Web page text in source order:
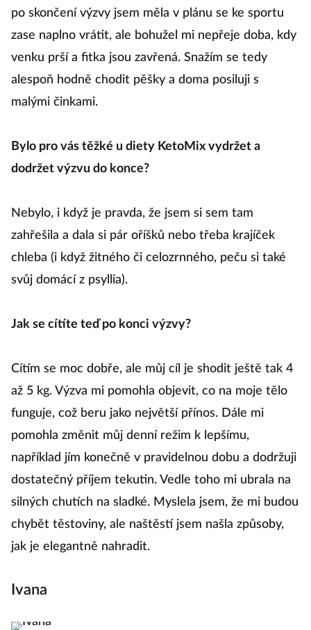
po skončení výzvy jsem měla v plánu se ke sportu
zase naplno vrátit, ale bohužel mi nepřeje doba, kdy
venku prší a fitka jsou zavřená. Snažím se tedy
alespoň hodně chodit pěšky a doma posiluji s
malými činkami.
Bylo pro vás těžké u diety KetoMix vydržet a
dodržet výzvu do konce?
Nebylo, i když je pravda, že jsem si sem tam
zahřešila a dala si pár oříšků nebo třeba krajíček
chleba (i když žitného či celozrnného, peču si také
svůj domácí z psyllia).
Jak se cítíte teď po konci výzvy?
Cítím se moc dobře, ale můj cíl je shodit ještě tak 4
až 5 kg. Výzva mi pomohla objevit, co na moje tělo
funguje, což beru jako největší přínos. Dále mi
pomohla změnit můj denní režim k lepšímu,
například jím konečně v pravidelnou dobu a dodržuji
dostatečný příjem tekutin. Vedle toho mi ubrala na
silných chutích na sladké. Myslela jsem, že mi budou
chybět těstoviny, ale naštěstí jsem našla způsoby,
jak je elegantně nahradit.
Ivana